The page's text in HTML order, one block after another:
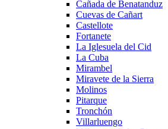
Cañada de Benatanduz
Cuevas de Cañart
Castellote
Fortanete
La Iglesuela del Cid
La Cuba
Mirambel
Miravete de la Sierra
Molinos
Pitarque
Tronchón
Villarluengo